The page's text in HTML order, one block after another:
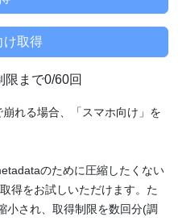
限まで0/60回
れる場合、「スマホ向け」を
のために圧縮したくない
得をお試しいただけます。た
小され、取得制限を数回分(調